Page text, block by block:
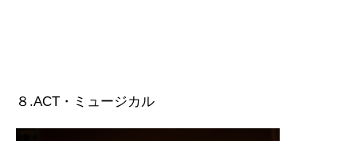
８.ACT・ミュージカル